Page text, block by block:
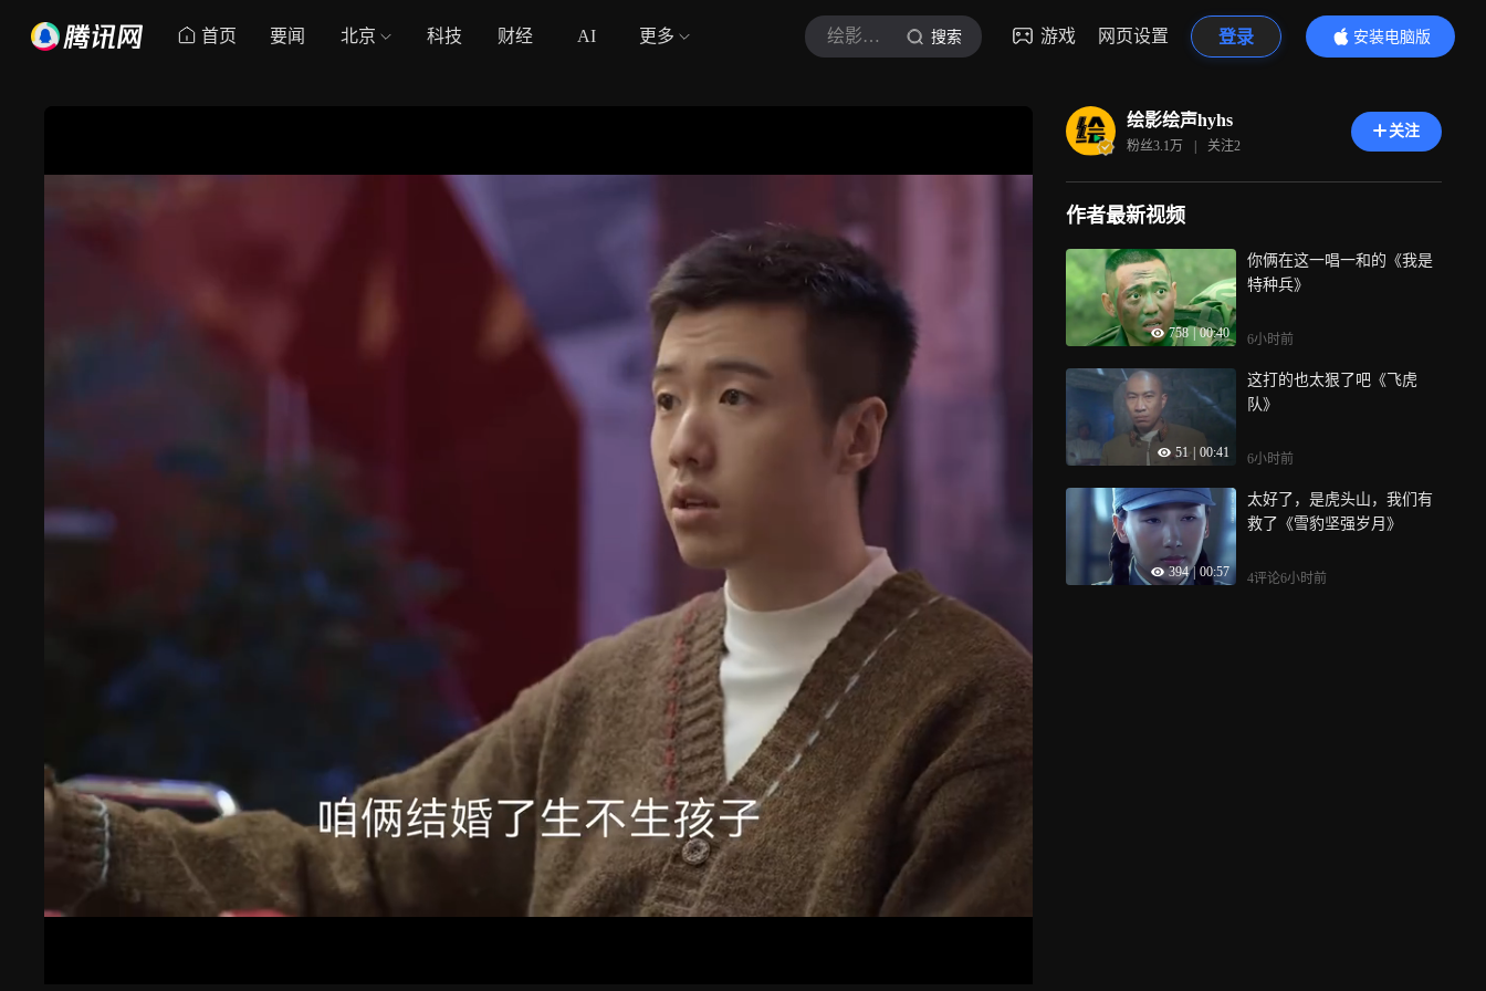
首页 要闻 北京 科技 财经 AI 更多 绘影绘声hyhs 搜索 游戏 网页设置 登录
安装电脑版
内容更精彩
绘影绘声hyhs
粉丝3.1万 | 关注2
关注
作者最新视频
758 00:40
你俩在这一唱一和的《我是
特种兵》
6小时前
51 00:41
这打的也太狠了吧《飞虎
队》
6小时前
394 | 00:57
太好了，是虎头山，我们有
救了《雪豹坚强岁月》
4评论6小时前